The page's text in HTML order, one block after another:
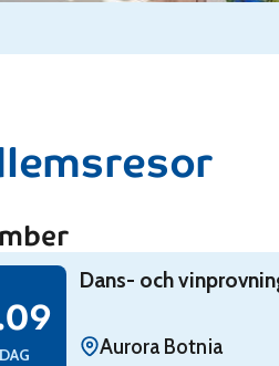
18 september
Dans- och
Aurora Botnia
och